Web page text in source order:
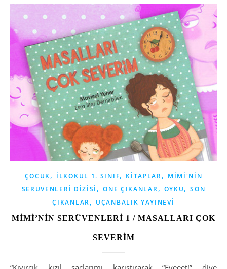
ÇOCUK, İLKOKUL 1. SINIF, KITAPLAR, MIMI'NIN
SERÜVENLERI DIZISI ,ÖNE ÇIKANLAR, ÖYKÜ,SON
ÇIKANLAR, UÇANBALIK YAYINEVI
MİMİ’NİN SERÜVENLERİ 1 / MASALLARI ÇOK
SEVERİM